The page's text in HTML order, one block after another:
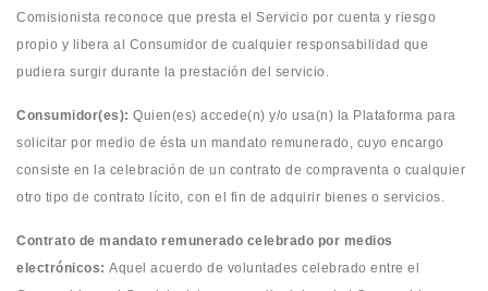
Comisionista reconoce que presta el Servicio por cuenta y riesgo
propio y libera al Consumidor de cualquier responsabilidad que
pudiera surgir durante la prestación del servicio.
Consumidor(es): Quien(es) accede(n) y/o usa(n) la Plataforma para
solicitar por medio de ésta un mandato remunerado, cuyo encargo
consiste en la celebración de un contrato de compraventa o cualquier
otro tipo de contrato lícito, con el fin de adquirir bienes o servicios.
Contrato de mandato remunerado celebrado por medios
electrónicos: Aquel acuerdo de voluntades celebrado entre el